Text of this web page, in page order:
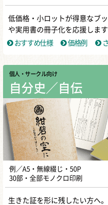
低価格・小ロットが得意なブ
や実用書の冊子化を応援します
おすすめ仕様
価格例
個人・サークル向け
自分史／自伝
例／A5・無線綴じ・50P
30部・全部モノクロ印刷
生きた証を形に残したい方へ